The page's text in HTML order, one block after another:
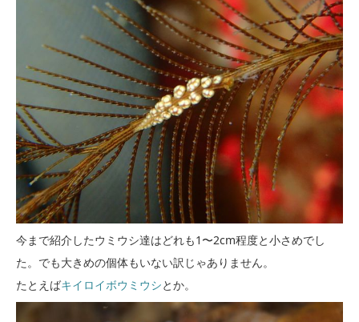
今まで紹介したウミウシ達はどれも1〜2cm程度と小さめでし
た。でも大きめの個体もいない訳じゃありません。
たとえばキイロイボウミウシとか。